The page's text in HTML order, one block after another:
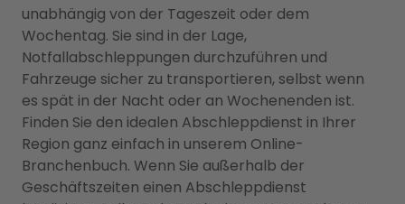
unabhängig von der Tageszeit oder dem
Wochentag. Sie sind in der Lage,
Notfallabschleppungen durchzuführen und
Fahrzeuge sicher zu transportieren, selbst wenn
es spät in der Nacht oder an Wochenenden ist.
Finden Sie den idealen Abschleppdienst in Ihrer
Region ganz einfach in unserem Online-
Branchenbuch. Wenn Sie außerhalb der
Geschäftszeiten einen Abschleppdienst